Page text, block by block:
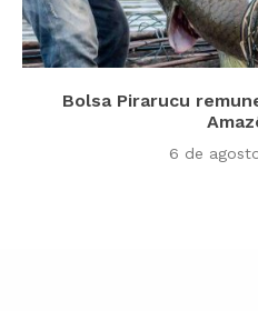
Bolsa Pirarucu
6 de